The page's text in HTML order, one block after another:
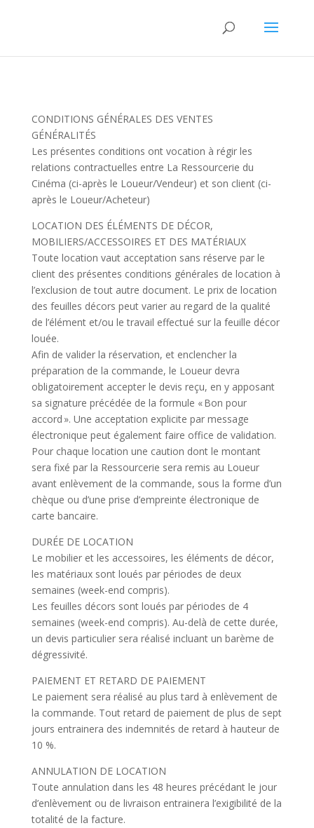
CONDITIONS GÉNÉRALES DES VENTES
GÉNÉRALITÉS
Les présentes conditions ont vocation à régir les
relations contractuelles entre La Ressourcerie du
Cinéma (ci-après le Loueur/Vendeur) et son client (ci-
après le Loueur/Acheteur)
LOCATION DES ÉLÉMENTS DE DÉCOR,
MOBILIERS/ACCESSOIRES ET DES MATÉRIAUX
Toute location vaut acceptation sans réserve par le
client des présentes conditions générales de location à
l’exclusion de tout autre document. Le prix de location
des feuilles décors peut varier au regard de la qualité
de l’élément et/ou le travail effectué sur la feuille décor
louée.
Afin de valider la réservation, et enclencher la
préparation de la commande, le Loueur devra
obligatoirement accepter le devis reçu, en y apposant
sa signature précédée de la formule « Bon pour
accord ». Une acceptation explicite par message
électronique peut également faire office de validation.
Pour chaque location une caution dont le montant
sera fixé par la Ressourcerie sera remis au Loueur
avant enlèvement de la commande, sous la forme d’un
chèque ou d’une prise d’empreinte électronique de
carte bancaire.
DURÉE DE LOCATION
Le mobilier et les accessoires, les éléments de décor,
les matériaux sont loués par périodes de deux
semaines (week-end compris).
Les feuilles décors sont loués par périodes de 4
semaines (week-end compris). Au-delà de cette durée,
un devis particulier sera réalisé incluant un barème de
dégressivité.
PAIEMENT ET RETARD DE PAIEMENT
Le paiement sera réalisé au plus tard à enlèvement de
la commande. Tout retard de paiement de plus de sept
jours entrainera des indemnités de retard à hauteur de
10 %.
ANNULATION DE LOCATION
Toute annulation dans les 48 heures précédant le jour
d’enlèvement ou de livraison entrainera l’exigibilité de la
totalité de la facture.